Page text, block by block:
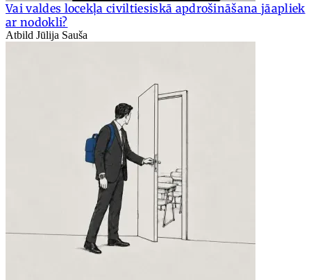
Vai valdes locekļa civiltiesiskā apdrošināšana jāapliek
ar nodokli?
Atbild Jūlija Sauša